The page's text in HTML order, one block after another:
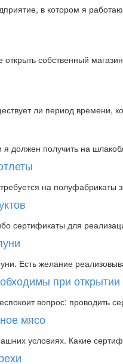
в котором я
собственный
ли период времени,
должен получить на
на
сертификаты для
Есть желание
при открытии
вопрос: проводить
мясо
условиях. Какие